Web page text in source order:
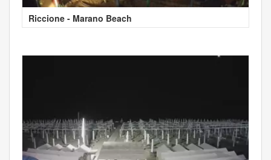
Riccione - Marano Beach